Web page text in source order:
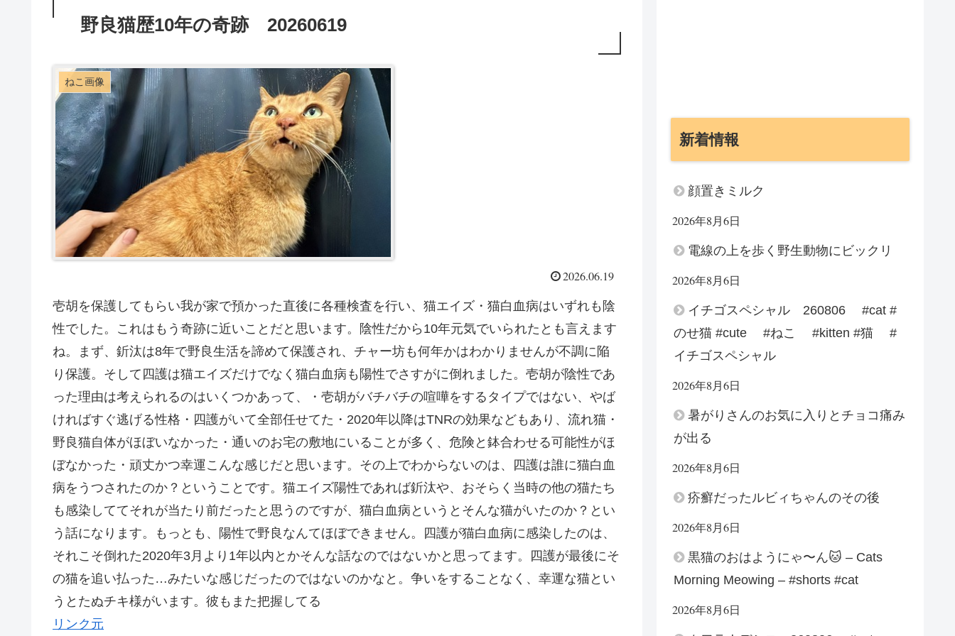
野良猫歴10年の奇跡 20260619
ねこ画像
2026.06.19
壱胡を保護してもらい我が家で預かった直後に各種検査を行い、猫エイズ・猫白血病はいずれも陰
性でした。これはもう奇跡に近いことだと思います。陰性だから10年元気でいられたとも言えます
ね。まず、釿汰は8年で野良生活を諦めて保護され、チャー坊も何年かはわかりませんが不調に陥
り保護。そして四護は猫エイズだけでなく猫白血病も陽性でさすがに倒れました。壱胡が陰性であ
った理由は考えられるのはいくつかあって、・壱胡がバチバチの喧嘩をするタイプではない、やば
ければすぐ逃げる性格・四護がいて全部任せてた・2020年以降はTNRの効果などもあり、流れ猫・
野良猫自体がほぼいなかった・通いのお宅の敷地にいることが多く、危険と鉢合わせる可能性がほ
ぼなかった・頑丈かつ幸運こんな感じだと思います。その上でわからないのは、四護は誰に猫白血
病をうつされたのか？ということです。猫エイズ陽性であれば釿汰や、おそらく当時の他の猫たち
も感染しててそれが当たり前だったと思うのですが、猫白血病というとそんな猫がいたのか？とい
う話になります。もっとも、陽性で野良なんてほぼできません。四護が猫白血病に感染したのは、
それこそ倒れた2020年3月より1年以内とかそんな話なのではないかと思ってます。四護が最後にそ
の猫を追い払った…みたいな感じだったのではないのかなと。争いをすることなく、幸運な猫とい
うとたぬチキ様がいます。彼もまた把握してる
リンク元
新着情報
顔置きミルク
2026年8月6日
電線の上を歩く野生動物にビックリ
2026年8月6日
イチゴスペシャル 260806 #cat #
のせ猫 #cute #ねこ #kitten #猫 #
イチゴスペシャル
2026年8月6日
暑がりさんのお気に入りとチョコ痛み
が出る
2026年8月6日
疥癬だったルビィちゃんのその後
2026年8月6日
黒猫のおはようにゃ〜ん🐱 – Cats
Morning Meowing – #shorts #cat
2026年8月6日